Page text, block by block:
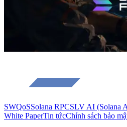
SWQoSSolana RPCSLV AI (Solana
White PaperTin tứcChính sách bảo